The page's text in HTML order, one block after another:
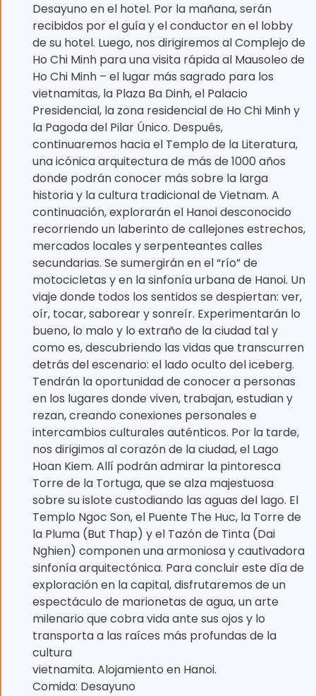
Desayuno en el hotel. Por la mañana, serán
recibidos por el guía y el conductor en el lobby
de su hotel. Luego, nos dirigiremos al Complejo de
Ho Chi Minh para una visita rápida al Mausoleo de
Ho Chi Minh – el lugar más sagrado para los
vietnamitas, la Plaza Ba Dinh, el Palacio
Presidencial, la zona residencial de Ho Chi Minh y
la Pagoda del Pilar Único. Después,
continuaremos hacia el Templo de la Literatura,
una icónica arquitectura de más de 1000 años
donde podrán conocer más sobre la larga
historia y la cultura tradicional de Vietnam. A
continuación, explorarán el Hanoi desconocido
recorriendo un laberinto de callejones estrechos,
mercados locales y serpenteantes calles
secundarias. Se sumergirán en el “río” de
motocicletas y en la sinfonía urbana de Hanoi. Un
viaje donde todos los sentidos se despiertan: ver,
oír, tocar, saborear y sonreír. Experimentarán lo
bueno, lo malo y lo extraño de la ciudad tal y
como es, descubriendo las vidas que transcurren
detrás del escenario: el lado oculto del iceberg.
Tendrán la oportunidad de conocer a personas
en los lugares donde viven, trabajan, estudian y
rezan, creando conexiones personales e
intercambios culturales auténticos. Por la tarde,
nos dirigimos al corazón de la ciudad, el Lago
Hoan Kiem. Allí podrán admirar la pintoresca
Torre de la Tortuga, que se alza majestuosa
sobre su islote custodiando las aguas del lago. El
Templo Ngoc Son, el Puente The Huc, la Torre de
la Pluma (But Thap) y el Tazón de Tinta (Dai
Nghien) componen una armoniosa y cautivadora
sinfonía arquitectónica. Para concluir este día de
exploración en la capital, disfrutaremos de un
espectáculo de marionetas de agua, un arte
milenario que cobra vida ante sus ojos y lo
transporta a las raíces más profundas de la
cultura
vietnamita. Alojamiento en Hanoi.
Comida: Desayuno